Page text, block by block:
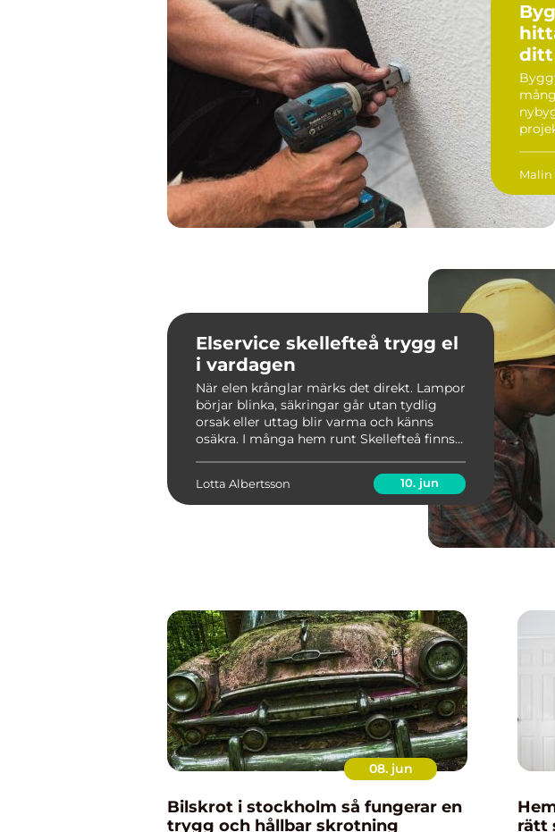
ditt
Elservice skellefteå trygg el
i vardagen
När elen krånglar märks det direkt. Lampor
börjar blinka, säkringar går utan tydlig
orsak eller uttag blir varma och känns
osäkra. I många hem runt Skellefteå finns
anpassade, men som nu pressas av fler
appara...
Lotta Albertsson 10. jun
08. jun
Bilskrot i stockholm så fungerar en
trygg och hållbar skrotning
rätt